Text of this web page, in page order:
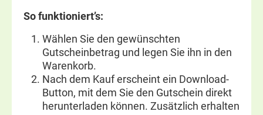
So funktioniert’s:
Wählen Sie den gewünschten
Gutscheinbetrag und legen Sie ihn in den
Warenkorb.
Nach dem Kauf erscheint ein Download-
Button, mit dem Sie den Gutschein direkt
herunterladen können. Zusätzlich erhalten